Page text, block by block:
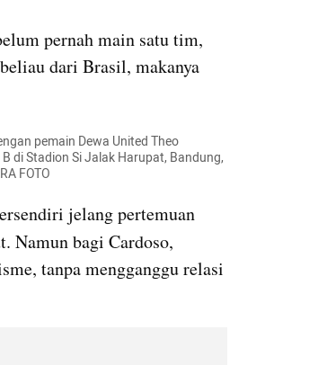
pernah main satu tim,
dari Brasil, makanya
pemain Dewa United Theo
di Stadion Si Jalak Harupat, Bandung,
FOTO
Namun bagi Cardoso,
tanpa mengganggu relasi